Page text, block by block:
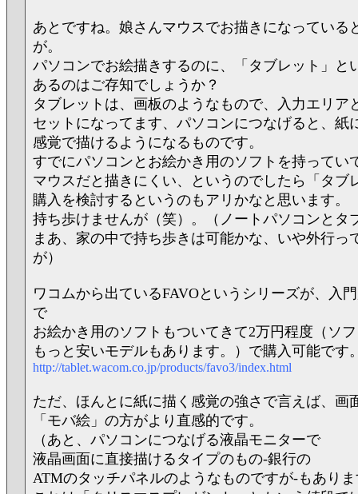
あとですね。娘さんマウスでお描きになっている
が。
パソコンでお絵描きするのに、「タブレット」と
あるのはご存知でしょうか？
タブレットは、画板のようなもので、入力エリア
セットになってます、パソコンにつなげると、紙
感覚で描けるようになるものです。
すでにパソコンとお絵かき用のソフトを持ってい
マウスだと描きにくい、というのでしたら「タブ
購入を検討するというのもアリかなと思います。
持ち歩けませんが（笑）。（ノートパソコンとタ
まあ、家の中で持ち歩きは可能かな、いや外行っ
が）
ワコムから出ているFAVOというシリーズが、入
で
お絵かき用のソフトもついてきて2万円程度（ソ
もっと安いモデルもあります。）で購入可能です
http://tablet.wacom.co.jp/products/favo3/index.html
ただ、ほんとに紙に描く感覚の強さで言えば、画
「モバ絵」の方がより直感的です。
（あと、パソコンにつなげる液晶モニターで
液晶画面に直接描けるタイプのもの‐銀行の
ATMのタッチパネルのようなものですが‐もあり